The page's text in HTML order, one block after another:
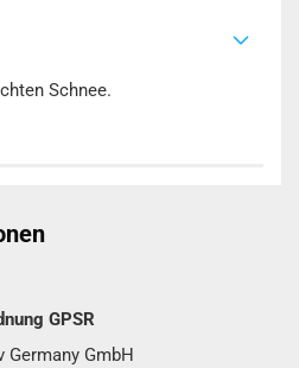
Schnee.
GPSR
Germany GmbH